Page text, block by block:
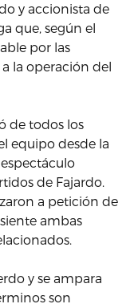
y accionista de
que, según el
por las
la operación del
de todos los
equipo desde la
de Fajardo.
a petición de
ambas
y se ampara
son